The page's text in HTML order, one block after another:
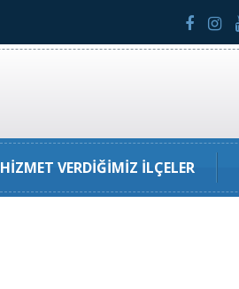
HIZMET VERDIĞIMIZ İLÇELER